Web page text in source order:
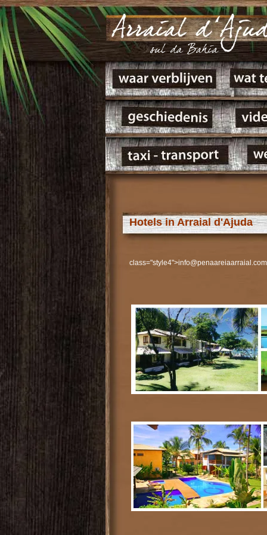
Hotels in Arraial d'Ajuda
class="style4">info@penaareiaarraial.com